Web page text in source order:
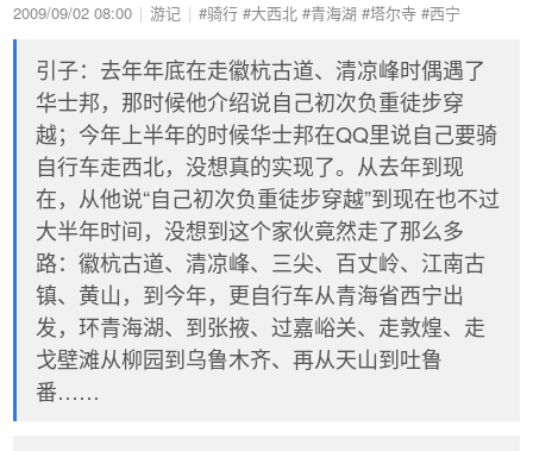
2009/09/02 08:00 游记 #骑行 #大西北 #青海湖 #塔尔寺 #西宁
引子：去年年底在走徽杭古道、清凉峰时偶遇了
华士邦，那时候他介绍说自己初次负重徒步穿
越；今年上半年的时候华士邦在QQ里说自己要骑
自行车走西北，没想真的实现了。从去年到现
在，从他说“自己初次负重徒步穿越”到现在也不过
大半年时间，没想到这个家伙竟然走了那么多
路：徽杭古道、清凉峰、三尖、百丈岭、江南古
镇、黄山，到今年，更自行车从青海省西宁出
发，环青海湖、到张掖、过嘉峪关、走敦煌、走
戈壁滩从柳园到乌鲁木齐、再从天山到吐鲁
番……